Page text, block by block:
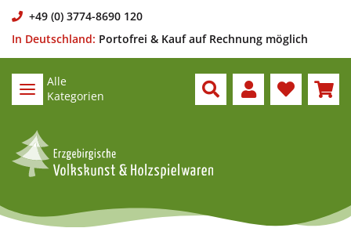
+49 (0) 3774-8690 120
In Deutschland: Portofrei & Kauf auf Rechnung möglich
Alle
Kategorien